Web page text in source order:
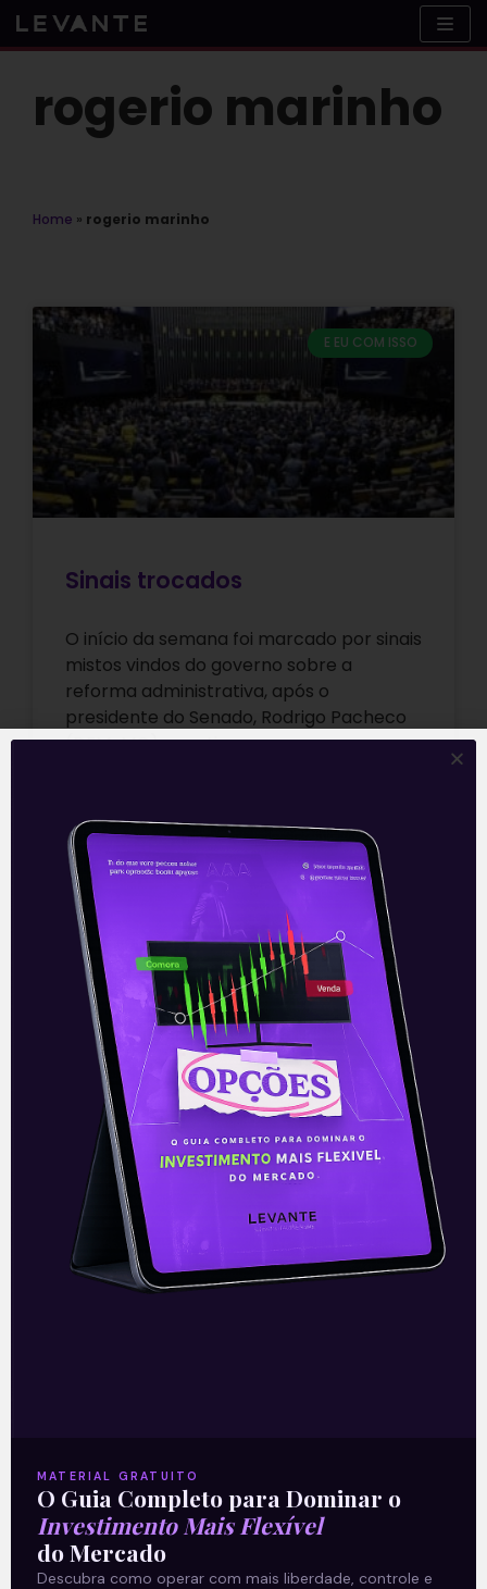
Skip
to
rogerio marinho
Home » rogerio marinho
E EU COM ISSO
Sinais trocados
O início da semana foi marcado por sinais
mistos vindos do governo sobre a
reforma administrativa, após o
presidente do Senado, Rodrigo Pacheco
(DEM-MG), questionar
01/06/2021
E EU COM ISSO
Marinho divulga nova
economia da Previdência
Marinho divulga nova economia da
19/07/2019
MATERIAL GRATUITO
O Guia Completo para Dominar o
Investimento Mais Flexível
do Mercado
Descubra como operar com mais liberdade, controle e